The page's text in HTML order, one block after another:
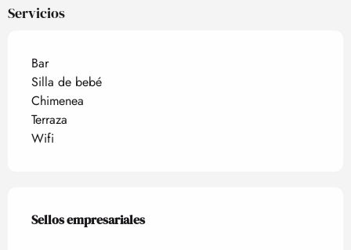
Servicios
Bar
Silla de bebé
Chimenea
Terraza
Wifi
Oferta de prestaciones
Sellos empresariales
Sellos empresariales